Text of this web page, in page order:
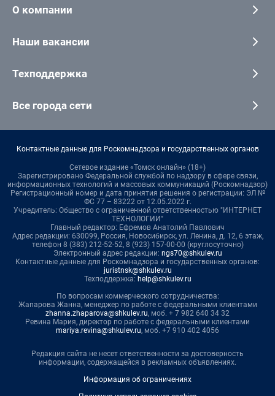
О компании
Наши вакансии
Техподдержка
Все города сети
Контактные данные для Роскомнадзора и государственных органов
Сетевое издание «Томск онлайн» (18+)
Зарегистрировано Федеральной службой по надзору в сфере связи,
информационных технологий и массовых коммуникаций (Роскомнадзор)
Регистрационный номер и дата принятия решения о регистрации: ЭЛ №
ФС 77 – 83222 от 12.05.2022 г.
Учредитель: Общество с ограниченной ответственностью "ИНТЕРНЕТ
ТЕХНОЛОГИИ"
Главный редактор: Ефремов Анатолий Павлович
Адрес редакции: 630099, Россия, Новосибирск, ул. Ленина, д. 12, 6 этаж,
телефон 8 (383) 212-52-52, 8 (923) 157-00-00 (круглосуточно)
Электронный адрес редакции: ngs70@shkulev.ru
Контактные данные для Роскомнадзора и государственных органов:
juristnsk@shkulev.ru
Техподдержка: help@shkulev.ru
По вопросам коммерческого сотрудничества:
Жапарова Жанна, менеджер по работе с федеральными клиентами
zhanna.zhaparova@shkulev.ru, моб. + 7 982 640 34 32
Ревина Мария, директор по работе с федеральными клиентами
mariya.revina@shkulev.ru, моб. +7 910 402 4056
Редакция сайта не несет ответственности за достоверность
информации, содержащейся в рекламных объявлениях.
Информация об ограничениях